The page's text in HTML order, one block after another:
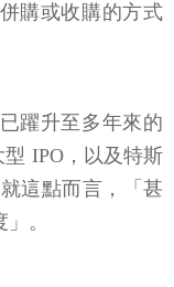
購或收購的方式
躍升至多年來的
IPO，以及特斯
這點而言，「甚
。